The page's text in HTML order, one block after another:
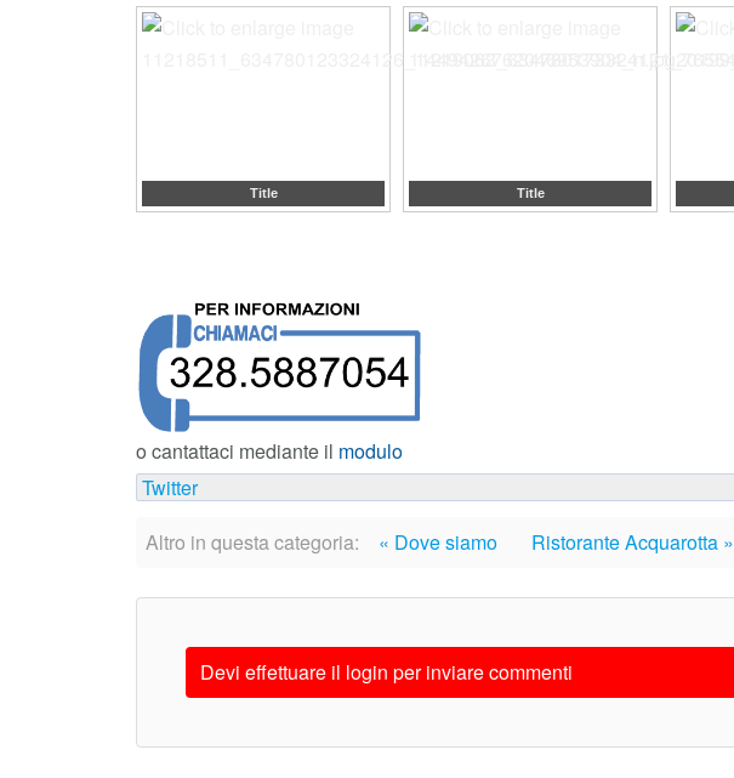
Title Title
o cantattaci mediante il modulo
Twitter
Altro in questa categoria:
« Dove siamo Ristorante Acquarotta »
Devi effettuare il login per inviare commenti